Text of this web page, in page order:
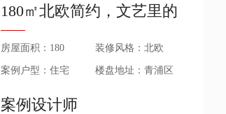
180㎡北欧简约，文艺里的
轻奢，舒适从容的生活
房屋面积：180 装修风格：北欧
案例户型：住宅 楼盘地址：青浦区
案例设计师